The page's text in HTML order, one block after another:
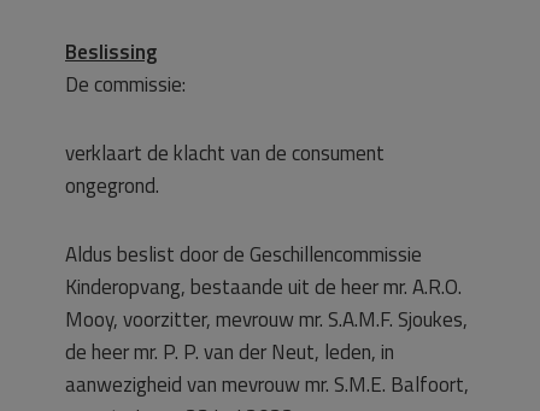
Beslissing
De commissie:
verklaart de klacht van de consument
ongegrond.
Aldus beslist door de Geschillencommissie
Kinderopvang, bestaande uit de heer mr. A.R.O.
Mooy, voorzitter, mevrouw mr. S.A.M.F. Sjoukes,
de heer mr. P. P. van der Neut, leden, in
aanwezigheid van mevrouw mr. S.M.E. Balfoort,